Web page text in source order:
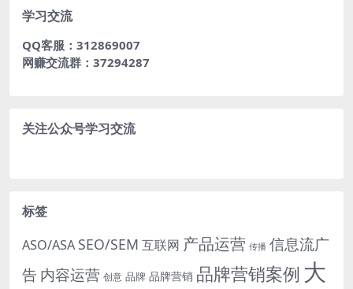
学习交流
QQ客服：312869007
网赚交流群：37294287
关注公众号学习交流
标签
ASO/ASA SEO/SEM 互联网 产品运营 传播 信息流广
告 内容运营 创意 品牌 品牌营销 品牌营销案例 大